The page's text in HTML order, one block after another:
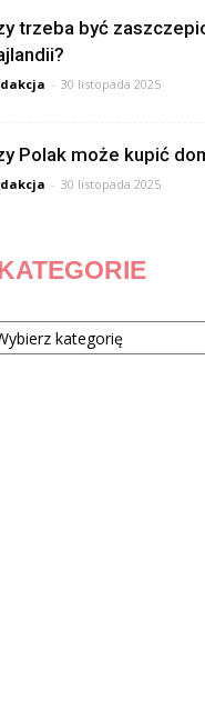
trzeba być
- 30 listopada 2025
Polak może kupić
- 30 listopada 2025